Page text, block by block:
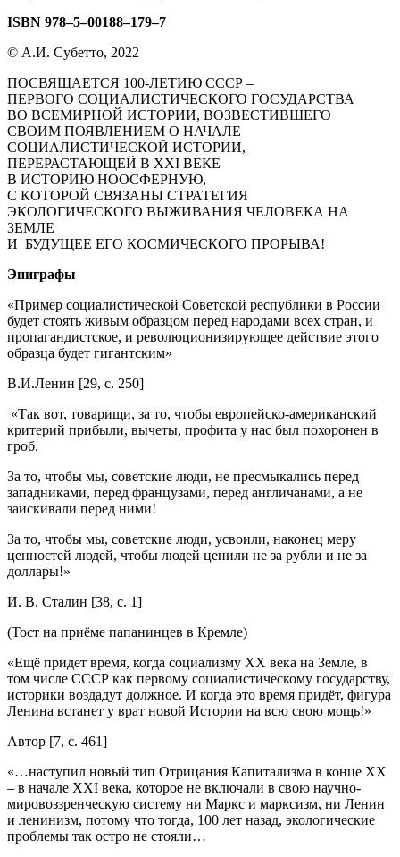
ISBN 978–5–00188–179–7
© А.И. Субетто, 2022
ПОСВЯЩАЕТСЯ 100-ЛЕТИЮ СССР –
ПЕРВОГО СОЦИАЛИСТИЧЕСКОГО ГОСУДАРСТВА
ВО ВСЕМИРНОЙ ИСТОРИИ, ВОЗВЕСТИВШЕГО
СВОИМ ПОЯВЛЕНИЕМ О НАЧАЛЕ
СОЦИАЛИСТИЧЕСКОЙ ИСТОРИИ,
ПЕРЕРАСТАЮЩЕЙ В XXI ВЕКЕ
В ИСТОРИЮ НООСФЕРНУЮ,
С КОТОРОЙ СВЯЗАНЫ СТРАТЕГИЯ
ЭКОЛОГИЧЕСКОГО ВЫЖИВАНИЯ ЧЕЛОВЕКА НА
ЗЕМЛЕ
И БУДУЩЕЕ ЕГО КОСМИЧЕСКОГО ПРОРЫВА!
Эпиграфы
«Пример социалистической Советской республики в России
будет стоять живым образцом перед народами всех стран, и
пропагандистское, и революционизирующее действие этого
образца будет гигантским»
В.И.Ленин [29, c. 250]
«Так вот, товарищи, за то, чтобы европейско-американский
критерий прибыли, вычеты, профита у нас был похоронен в
гроб.
За то, чтобы мы, советские люди, не пресмыкались перед
западниками, перед французами, перед англичанами, а не
заискивали перед ними!
За то, чтобы мы, советские люди, усвоили, наконец меру
ценностей людей, чтобы людей ценили не за рубли и не за
доллары!»
И. В. Сталин [38, c. 1]
(Тост на приёме папанинцев в Кремле)
«Ещё придет время, когда социализму ХХ века на Земле, в
том числе СССР как первому социалистическому государству,
историки воздадут должное. И когда это время придёт, фигура
Ленина встанет у врат новой Истории на всю свою мощь!»
Автор [7, с. 461]
«…наступил новый тип Отрицания Капитализма в конце ХХ
– в начале XXI века, которое не включали в свою научно-
мировоззренческую систему ни Маркс и марксизм, ни Ленин
и ленинизм, потому что тогда, 100 лет назад, экологические
проблемы так остро не стояли…